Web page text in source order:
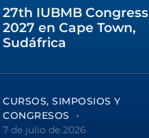
27th IUBMB Congress
2027 en Cape Town,
Sudáfrica
CURSOS, SIMPOSIOS Y
CONGRESOS
7 de julio de 2026